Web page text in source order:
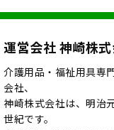
運営会社 神崎株
介護用品・福祉用具専
会社、
神崎株式会社は、明治
世紀です。